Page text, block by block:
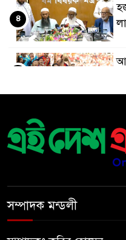
৪
৬
৭
সম্পাদক মন্ডলী